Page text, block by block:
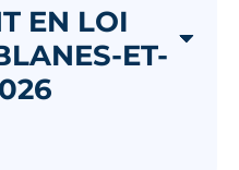
EN LOI
ET-